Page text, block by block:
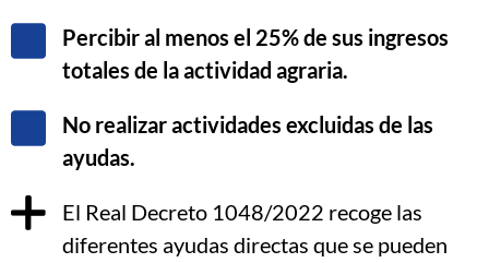
Percibir al menos el 25% de sus ingresos
totales de la actividad agraria.
No realizar actividades excluidas de las
ayudas.
El Real Decreto 1048/2022 recoge las
diferentes ayudas directas que se pueden